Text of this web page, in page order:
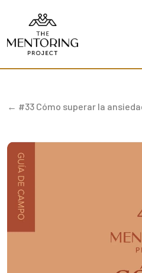
← #33 Cómo superar la